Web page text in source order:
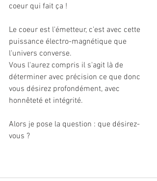
coeur qui fait ça !
Le coeur est l'émetteur, c'est avec cette
puissance électro-magnétique que
l'univers converse.
Vous l'aurez compris il s'agit là de
déterminer avec précision ce que donc
vous désirez profondément, avec
honnêteté et intégrité.
Alors je pose la question : que désirez-
vous ?